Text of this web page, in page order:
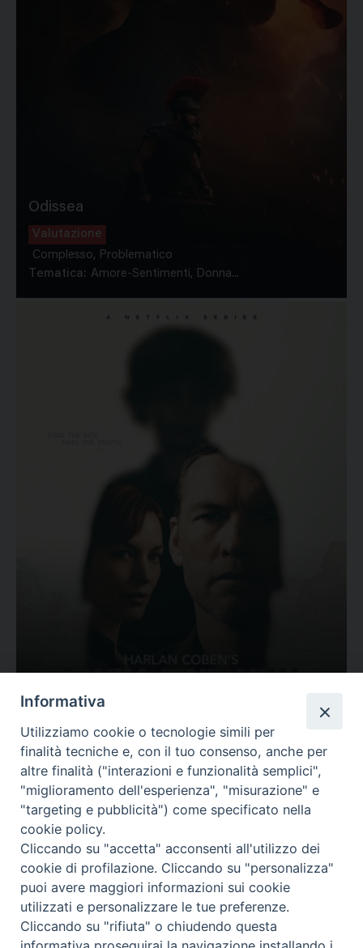
Odissea
Valutazione
Complesso, Problematico
Tematica: Amore-Sentimenti, Donna...
Valutazione
Complesso, Problematico
Tematica: Amore-Sentimenti, Carcere...
Contatti & Info
Informativa
Utilizziamo cookie o tecnologie simili per
finalità tecniche e, con il tuo consenso, anche per
altre finalità ("interazioni e funzionalità semplici",
"miglioramento dell'esperienza", "misurazione" e
"targeting e pubblicità") come specificato nella
cookie policy.
Cliccando su "accetta" acconsenti all'utilizzo dei
cookie di profilazione. Cliccando su "personalizza"
puoi avere maggiori informazioni sui cookie
utilizzati e personalizzare le tue preferenze.
Cliccando su "rifiuta" o chiudendo questa